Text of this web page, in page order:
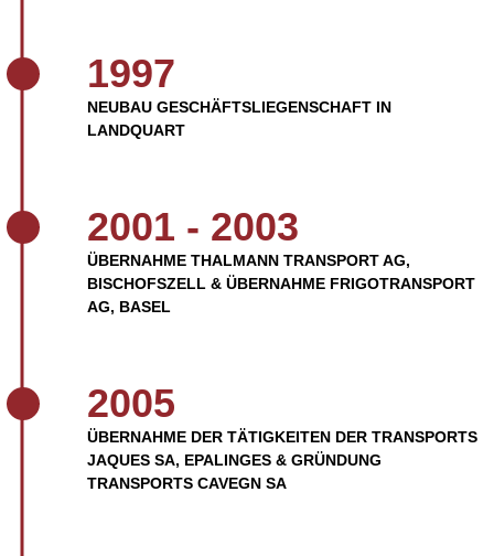
1997
NEUBAU GESCHÄFTSLIEGENSCHAFT IN
LANDQUART
2001 - 2003
ÜBERNAHME THALMANN TRANSPORT AG,
BISCHOFSZELL & ÜBERNAHME FRIGOTRANSPORT
AG, BASEL
2005
ÜBERNAHME DER TÄTIGKEITEN DER TRANSPORTS
JAQUES SA, EPALINGES & GRÜNDUNG
TRANSPORTS CAVEGN SA